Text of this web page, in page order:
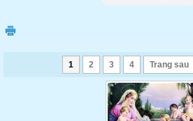
1 2 3 4 Trang sau